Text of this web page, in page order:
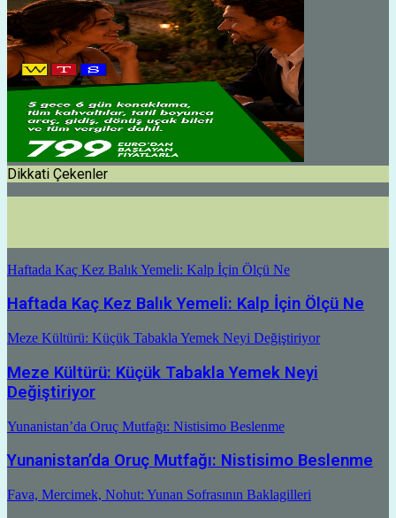
Dikkati Çekenler
Haftada Kaç Kez Balık Yemeli: Kalp İçin Ölçü Ne
Haftada Kaç Kez Balık Yemeli: Kalp İçin Ölçü Ne
Meze Kültürü: Küçük Tabakla Yemek Neyi Değiştiriyor
Meze Kültürü: Küçük Tabakla Yemek Neyi
Değiştiriyor
Yunanistan’da Oruç Mutfağı: Nistisimo Beslenme
Yunanistan’da Oruç Mutfağı: Nistisimo Beslenme
Fava, Mercimek, Nohut: Yunan Sofrasının Baklagilleri